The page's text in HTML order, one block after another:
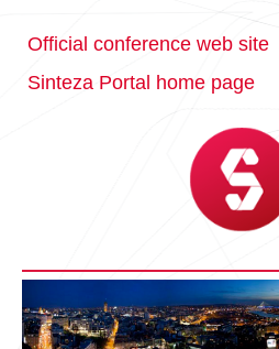
Official conference web site
Sinteza Portal home page